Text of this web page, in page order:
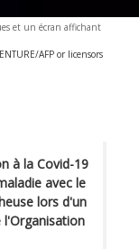
et un écran affichant
AFP or licensors
à la Covid-19
avec le
lors d'un
l'Organisation